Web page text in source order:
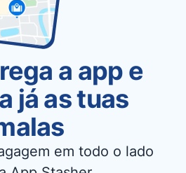
a app e
já as tuas
em todo o lado